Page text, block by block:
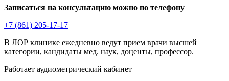
Записаться на консультацию можно по телефону
+7 (861) 205-17-17
В ЛОР клинике ежедневно ведут прием врачи высшей
категории, кандидаты мед. наук, доценты, профессор.
Работает аудиометрический кабинет